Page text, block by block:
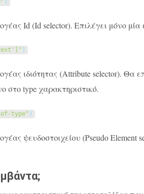
)
Id (Id selector). Επιλέγει μόνο
)
ιδιότητας (Attribute selector). Θα
στοtypeχαρακτηριστικό.
type" )
ψευδοστοιχείου (Pseudo Element